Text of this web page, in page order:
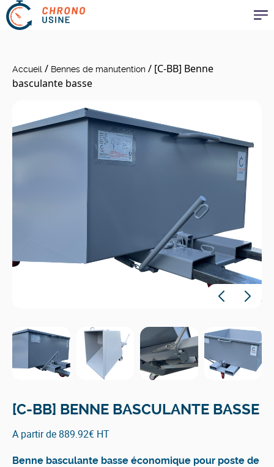
Aller au contenu
Accueil / Bennes de manutention / [C-BB] Benne
basculante basse
[C-BB] BENNE BASCULANTE BASSE
A partir de 889.92€ HT
Benne basculante basse économique pour poste de